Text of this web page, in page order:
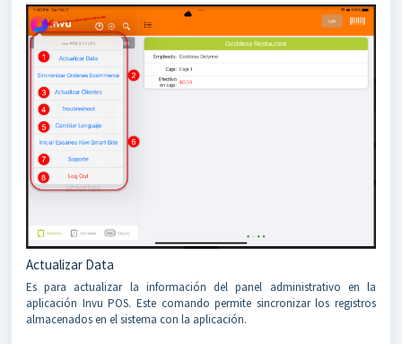
Actualizar Data
Es para actualizar la información del panel administrativo en la
aplicación Invu POS. Este comando permite sincronizar los registros
almacenados en el sistema con la aplicación.